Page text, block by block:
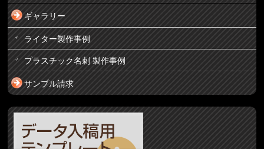
ギャラリー
ライター製作事例
プラスチック名刺 製作事例
サンプル請求